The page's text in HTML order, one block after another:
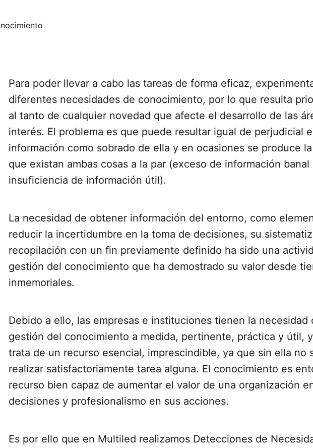
Para poder llevar a cabo las tareas de forma eficaz,
diferentes necesidades de conocimiento, por lo que resulta
al tanto de cualquier novedad que afecte el desarrollo de las
interés. El problema es que puede resultar igual de perjudicial
información como sobrado de ella y en ocasiones se produce
que existan ambas cosas a la par (exceso de información banal
insuficiencia de información útil).
La necesidad de obtener información del entorno, como
reducir la incertidumbre en la toma de decisiones, su
recopilación con un fin previamente definido ha sido una
gestión del conocimiento que ha demostrado su valor desde
inmemoriales.
Debido a ello, las empresas e instituciones tienen la necesidad
gestión del conocimiento a medida, pertinente, práctica y útil,
trata de un recurso esencial, imprescindible, ya que sin ella no
realizar satisfactoriamente tarea alguna. El conocimiento es
recurso bien capaz de aumentar el valor de una organización
decisiones y profesionalismo en sus acciones.
Es por ello que en Multiled realizamos Detecciones de